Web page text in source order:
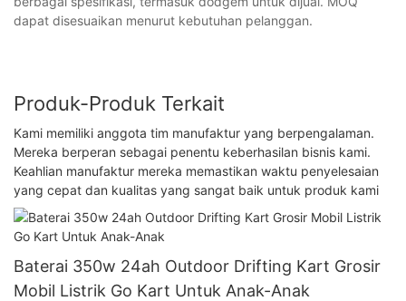
dapat disesuaikan menurut kebutuhan pelanggan.
Produk-Produk Terkait
Kami memiliki anggota tim manufaktur yang berpengalaman.
Mereka berperan sebagai penentu keberhasilan bisnis kami.
Keahlian manufaktur mereka memastikan waktu penyelesaian
yang cepat dan kualitas yang sangat baik untuk produk kami
Baterai 350w 24ah Outdoor Drifting Kart Grosir
Mobil Listrik Go Kart Untuk Anak-Anak